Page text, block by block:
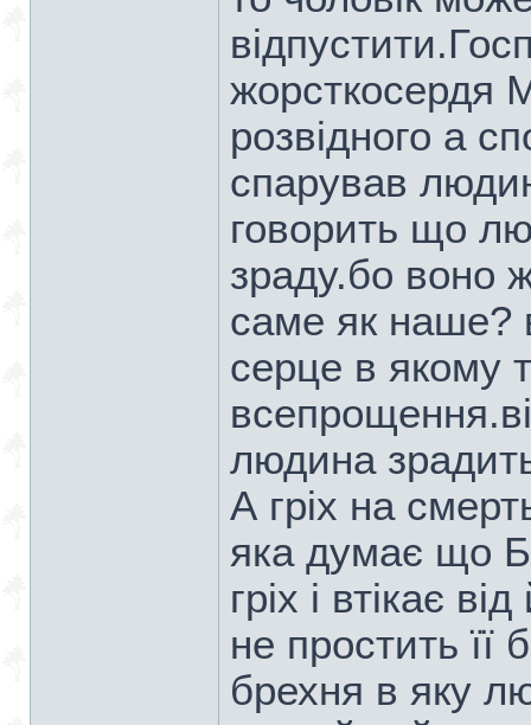
жорсткосердя
розвідного а
спарував
говорить що
зраду.бо воно
саме як наше?
серце в якому
людина
А гріх на
яка думає що
гріх і втікає
не простить її
брехня в яку